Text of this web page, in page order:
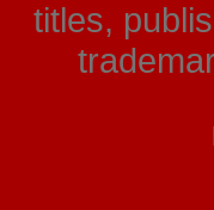
titles,